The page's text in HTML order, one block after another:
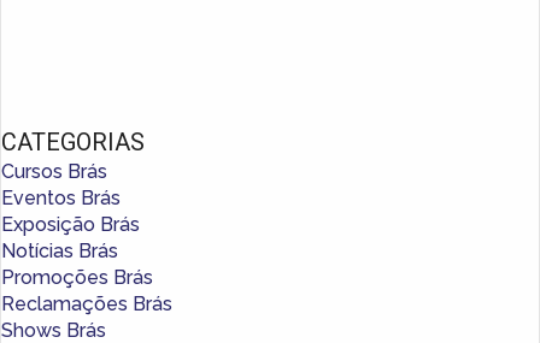
CATEGORIAS
Cursos Brás
Eventos Brás
Exposição Brás
Notícias Brás
Promoções Brás
Reclamações Brás
Shows Brás